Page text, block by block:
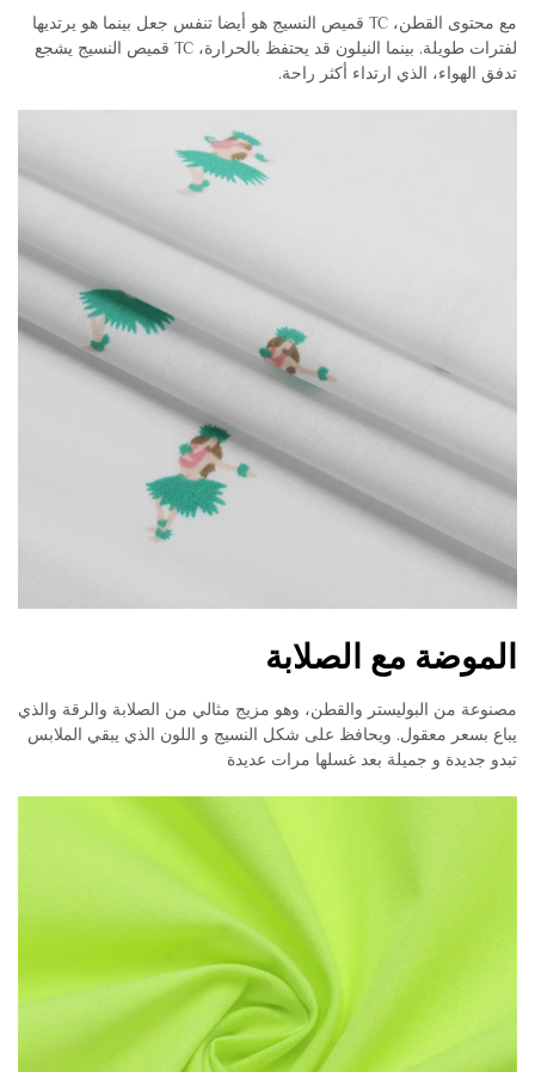
مع محتوى القطن، TC قميص النسيج هو أيضا تنفس جعل بينما هو يرتديها
لفترات طويلة. بينما النيلون قد يحتفظ بالحرارة، TC قميص النسيج يشجع
تدفق الهواء، الذي ارتداء أكثر راحة.
الموضة مع الصلابة
مصنوعة من البوليستر والقطن، وهو مزيج مثالي من الصلابة والرقة والذي
يباع بسعر معقول. ويحافظ على شكل النسيج و اللون الذي يبقي الملابس
تبدو جديدة و جميلة بعد غسلها مرات عديدة